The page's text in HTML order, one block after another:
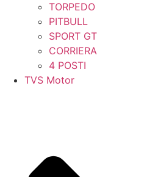
TORPEDO
PITBULL
SPORT GT
CORRIERA
4 POSTI
TVS Motor